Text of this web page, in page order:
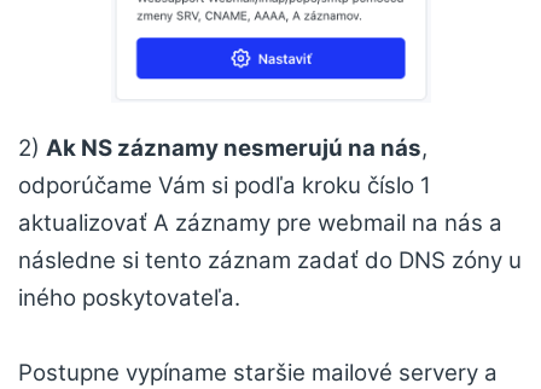
2) Ak NS záznamy nesmerujú na nás,
odporúčame Vám si podľa kroku číslo 1
aktualizovať A záznamy pre webmail na nás a
následne si tento záznam zadať do DNS zóny u
iného poskytovateľa.
Postupne vypíname staršie mailové servery a